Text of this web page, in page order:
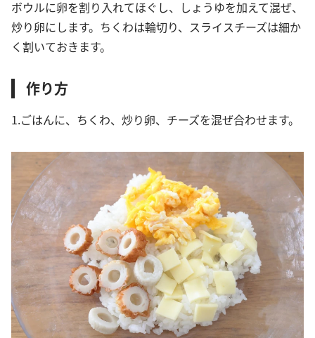
ボウルに卵を割り入れてほぐし、しょうゆを加えて混ぜ、
炒り卵にします。ちくわは輪切り、スライスチーズは細か
く割いておきます。
作り方
1.ごはんに、ちくわ、炒り卵、チーズを混ぜ合わせます。